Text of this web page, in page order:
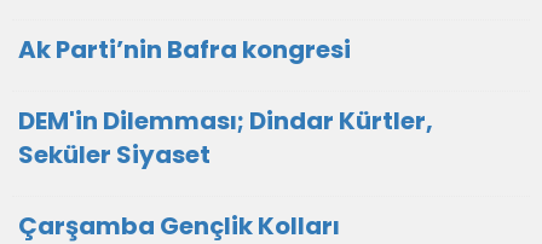
Ak Parti’nin Bafra kongresi
DEM'in Dilemması; Dindar Kürtler,
Seküler Siyaset
Çarşamba Gençlik Kolları